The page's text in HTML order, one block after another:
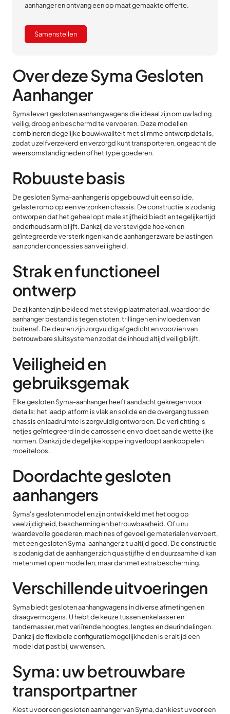
aanhanger en ontvang een op maat gemaakte offerte.
Samenstellen
Over deze Syma Gesloten
Aanhanger
Syma levert gesloten aanhangwagens die ideaal zijn om uw lading
veilig, droog en beschermd te vervoeren. Deze modellen
combineren degelijke bouwkwaliteit met slimme ontwerpdetails,
zodat u zelfverzekerd en verzorgd kunt transporteren, ongeacht de
weersomstandigheden of het type goederen.
Robuuste basis
De gesloten Syma-aanhanger is opgebouwd uit een solide,
gelaste romp op een verzonken chassis. De constructie is zodanig
ontworpen dat het geheel optimale stijfheid biedt en tegelijkertijd
onderhoudsarm blijft. Dankzij de verstevigde hoeken en
geïntegreerde versterkingen kan de aanhanger zware belastingen
aan zonder concessies aan veiligheid.
Strak en functioneel
ontwerp
De zijkanten zijn bekleed met stevig plaatmateriaal, waardoor de
aanhanger bestand is tegen stoten, trillingen en invloeden van
buitenaf. De deuren zijn zorgvuldig afgedicht en voorzien van
betrouwbare sluitsystemen zodat de inhoud altijd veilig blijft.
Veiligheid en
gebruiksgemak
Elke gesloten Syma-aanhanger heeft aandacht gekregen voor
details: het laadplatform is vlak en solide en de overgang tussen
chassis en laadruimte is zorgvuldig ontworpen. De verlichting is
netjes geïntegreerd in de carrosserie en voldoet aan de wettelijke
normen. Dankzij de degelijke koppeling verloopt aankoppelen
moeiteloos.
Doordachte gesloten
aanhangers
Syma's gesloten modellen zijn ontwikkeld met het oog op
veelzijdigheid, bescherming en betrouwbaarheid. Of u nu
waardevolle goederen, machines of gevoelige materialen vervoert,
met een gesloten Syma-aanhanger zit u altijd goed. De constructie
is zodanig dat de aanhanger zich qua stijfheid en duurzaamheid kan
meten met open modellen, maar dan met extra bescherming.
Verschillende uitvoeringen
Syma biedt gesloten aanhangwagens in diverse afmetingen en
draagvermogens. U hebt de keuze tussen enkelasser en
tandemasser, met variïrende hoogtes, lengtes en deurindelingen.
Dankzij de flexibele configuratiemogelijkheden is er altijd een
model dat past bij uw wensen.
Syma: uw betrouwbare
transportpartner
Kiest u voor een gesloten aanhanger van Syma, dan kiest u voor een